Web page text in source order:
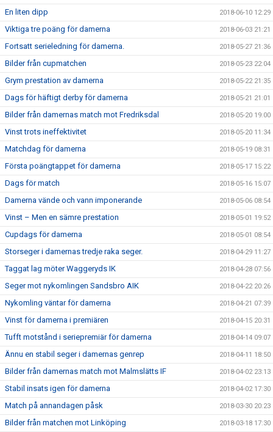
En liten dipp 2018-06-10 12:29
Viktiga tre poäng för damerna 2018-06-03 21:21
Fortsatt serieledning för damerna. 2018-05-27 21:36
Bilder från cupmatchen 2018-05-23 22:04
Grym prestation av damerna 2018-05-22 21:35
Dags för häftigt derby för damerna 2018-05-21 21:01
Bilder från damernas match mot Fredriksdal 2018-05-20 19:00
Vinst trots ineffektivitet 2018-05-20 11:34
Matchdag för damerna 2018-05-19 08:31
Första poängtappet för damerna 2018-05-17 15:22
Dags för match 2018-05-16 15:07
Damerna vände och vann imponerande 2018-05-06 08:54
Vinst – Men en sämre prestation 2018-05-01 19:52
Cupdags för damerna 2018-05-01 08:54
Storseger i damernas tredje raka seger. 2018-04-29 11:27
Taggat lag möter Waggeryds IK 2018-04-28 07:56
Seger mot nykomlingen Sandsbro AIK 2018-04-22 20:26
Nykomling väntar för damerna 2018-04-21 07:39
Vinst för damerna i premiären 2018-04-15 20:31
Tufft motstånd i seriepremiär för damerna 2018-04-14 09:07
Ännu en stabil seger i damernas genrep 2018-04-11 18:50
Bilder från damernas match mot Malmslätts IF 2018-04-02 23:13
Stabil insats igen för damerna 2018-04-02 17:30
Match på annandagen påsk 2018-03-30 20:23
Bilder från matchen mot Linköping 2018-03-18 17:30